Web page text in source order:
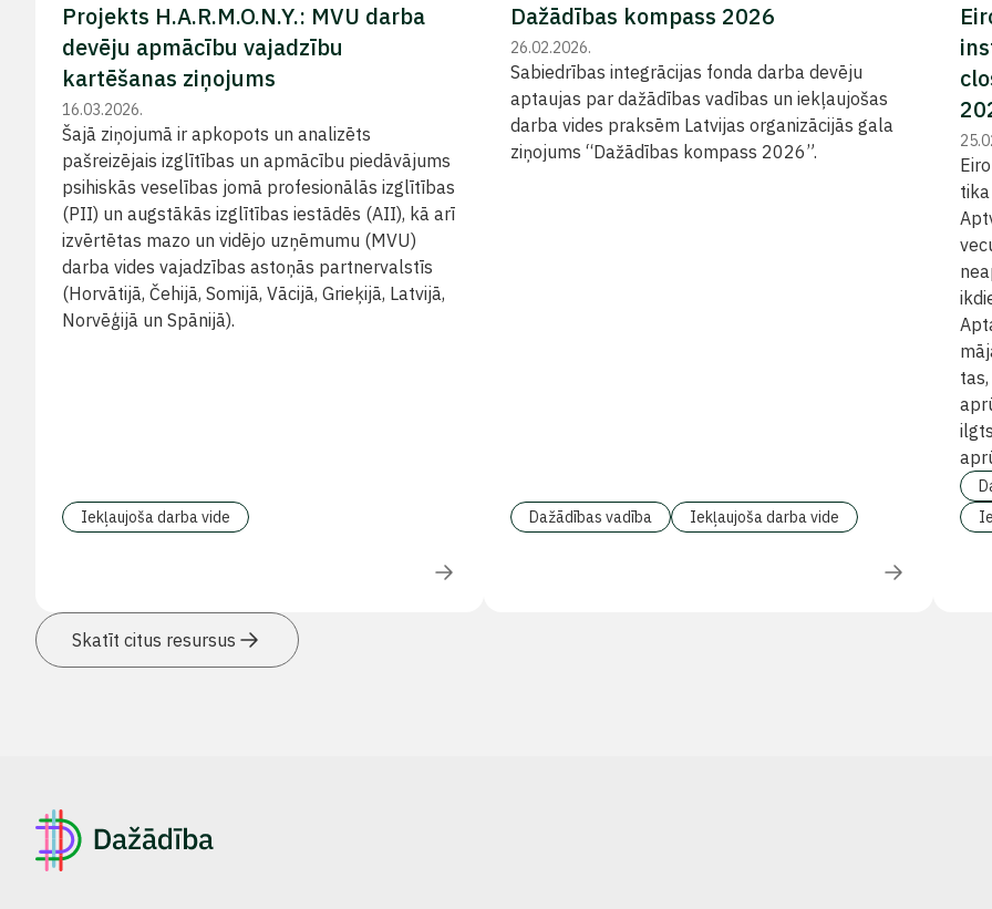
Projekts H.A.R.M.O.N.Y.: MVU darba
devēju apmācību vajadzību
kartēšanas ziņojums
16.03.2026.
Šajā ziņojumā ir apkopots un analizēts
pašreizējais izglītības un apmācību piedāvājums
psihiskās veselības jomā profesionālās izglītības
(PII) un augstākās izglītības iestādēs (AII), kā arī
izvērtētas mazo un vidējo uzņēmumu (MVU)
darba vides vajadzības astoņās partnervalstīs
(Horvātijā, Čehijā, Somijā, Vācijā, Grieķijā, Latvijā,
Norvēģijā un Spānijā).
Iekļaujoša darba vide
Dažādības kompass 2026
26.02.2026.
Sabiedrības integrācijas fonda darba devēju
aptaujas par dažādības vadības un iekļaujošas
darba vides praksēm Latvijas organizācijās gala
ziņojums “Dažādības kompass 2026”.
Dažādības vadība Iekļaujoša darba vide
Skatīt citus resursus